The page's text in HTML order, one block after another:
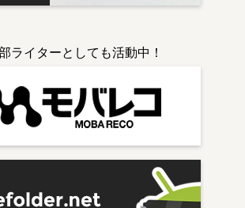
ライターとしても活動中！